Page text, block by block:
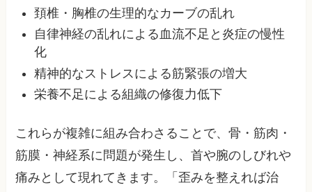
頚椎・胸椎の生理的なカーブの乱れ
自律神経の乱れによる血流不足と炎症の慢性
化
精神的なストレスによる筋緊張の増大
栄養不足による組織の修復力低下
これらが複雑に組み合わさることで、骨・筋肉・
筋膜・神経系に問題が発生し、首や腕のしびれや
痛みとして現れてきます。「歪みを整えれば治